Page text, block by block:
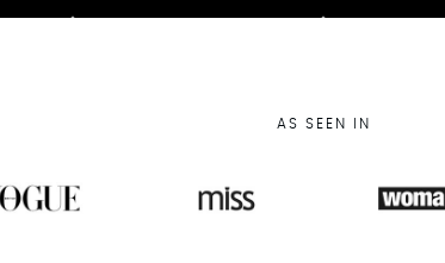
AS SEEN IN